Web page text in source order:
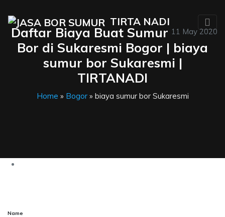
TIRTA NADI
11 May 2020
Daftar Biaya Buat Sumur
Bor di Sukaresmi Bogor | biaya
sumur bor Sukaresmi |
TIRTANADI
Home » Bogor» biaya sumur bor Sukaresmi
Name